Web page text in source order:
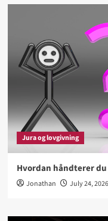
Jura og lovgivning
Hvordan håndterer
Jonathan July 24, 2026